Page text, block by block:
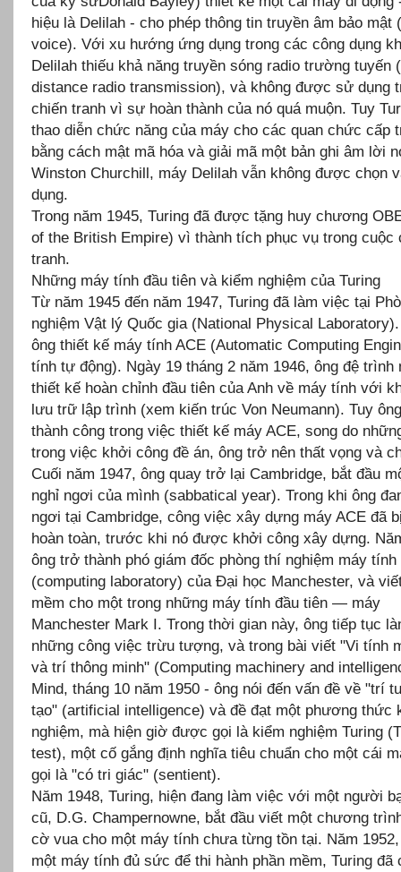
hiệu là Delilah - cho phép thông tin truyền âm bảo mật
voice). Với xu hướng ứng dụng trong các công dụng
Delilah thiếu khả năng truyền sóng radio trường tuyến
distance radio transmission), và không được sử dụng
chiến tranh vì sự hoàn thành của nó quá muộn. Tuy
thao diễn chức năng của máy cho các quan chức cấp
bằng cách mật mã hóa và giải mã một bản ghi âm lời
Winston Churchill, máy Delilah vẫn không được chọn
dụng.
Trong năm 1945, Turing đã được tặng huy chương
of the British Empire) vì thành tích phục vụ trong cuộc
tranh.
Những máy tính đầu tiên và kiểm nghiệm của Turing
Từ năm 1945 đến năm 1947, Turing đã làm việc tại
nghiệm Vật lý Quốc gia (National Physical
ông thiết kế máy tính ACE (Automatic Computing
tính tự động). Ngày 19 tháng 2 năm 1946, ông đệ trình
thiết kế hoàn chỉnh đầu tiên của Anh về máy tính với
lưu trữ lập trình (xem kiến trúc Von Neumann). Tuy
thành công trong việc thiết kế máy ACE, song do
trong việc khởi công đề án, ông trở nên thất vọng và
Cuối năm 1947, ông quay trở lại Cambridge, bắt đầu
nghỉ ngơi của mình (sabbatical year). Trong khi ông
ngơi tại Cambridge, công việc xây dựng máy ACE đã
hoàn toàn, trước khi nó được khởi công xây dựng.
ông trở thành phó giám đốc phòng thí nghiệm máy tính
(computing laboratory) của Đại học Manchester, và
mềm cho một trong những máy tính đầu tiên — máy
Manchester Mark I. Trong thời gian này, ông tiếp tục
những công việc trừu tượng, và trong bài viết "Vi tính
và trí thông minh" (Computing machinery and
Mind, tháng 10 năm 1950 - ông nói đến vấn đề về "trí
tạo" (artificial intelligence) và đề đạt một phương thức
nghiệm, mà hiện giờ được gọi là kiểm nghiệm Turing
test), một cố gắng định nghĩa tiêu chuẩn cho một cái
gọi là "có tri giác" (sentient).
Năm 1948, Turing, hiện đang làm việc với một người
cũ, D.G. Champernowne, bắt đầu viết một chương
cờ vua cho một máy tính chưa từng tồn tại. Năm
một máy tính đủ sức để thi hành phần mềm, Turing đã